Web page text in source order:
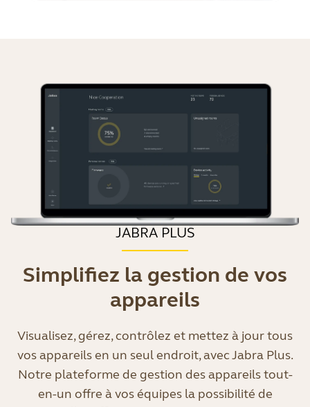
JABRA PLUS
Simplifiez la gestion de vos
appareils
Visualisez, gérez, contrôlez et mettez à jour tous
vos appareils en un seul endroit, avec Jabra Plus.
Notre plateforme de gestion des appareils tout-
en-un offre à vos équipes la possibilité de